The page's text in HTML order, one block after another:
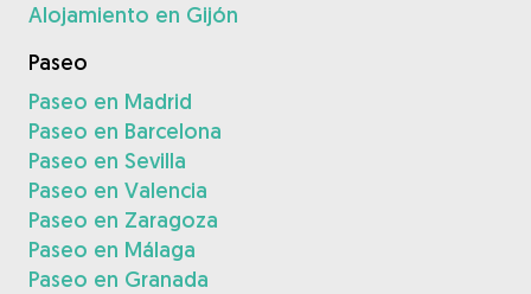
Alojamiento en Gijón
Paseo
Paseo en Madrid
Paseo en Barcelona
Paseo en Sevilla
Paseo en Valencia
Paseo en Zaragoza
Paseo en Málaga
Paseo en Granada